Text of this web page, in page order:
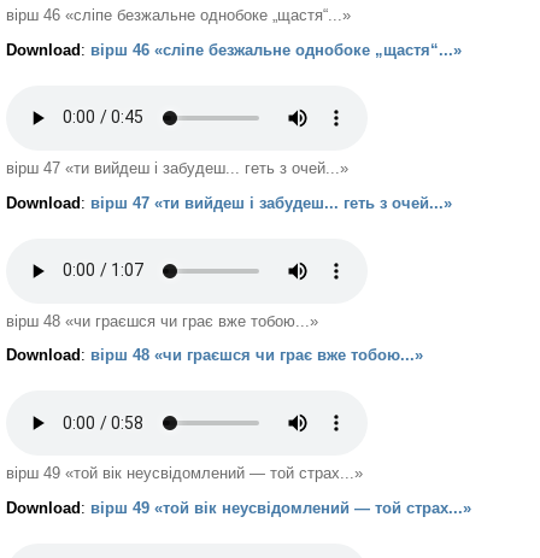
вірш 46 «сліпе безжальне однобоке „щастя“...»
Download : вірш 46 «сліпе безжальне однобоке „щастя“...»
вірш 47 «ти вийдеш і забудеш... геть з очей...»
Download: вірш 47 «ти вийдеш і забудеш... геть з очей...»
вірш 48 «чи граєшся чи грає вже тобою...»
Download : вірш 48 «чи граєшся чи грає вже тобою...»
вірш 49 «той вік неусвідомлений — той страх...»
Download : вірш 49 «той вік неусвідомлений — той страх...»